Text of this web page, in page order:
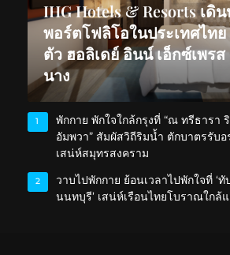
IHG Hotels & Resorts เดิ
พอร์ตโฟลิโอในประเทศไทย
ตัว ฮอลิเดย์ อินน์ เอ็กซ์เพร
นาง
1
พักกาย พักใจใกล้กรุงที่ “ณ ทรีธารา
อัมพวา” สัมผัสวิถีริมน้ำ ตักบาตรรับ
เสน่ห์สมุทรสงคราม
2
วาบไปพักกาย ย้อนเวลาไปพักใจที่ ‘
นนทบุรี’ เสน่ห์เรือนไทยโบราณใกล้แ